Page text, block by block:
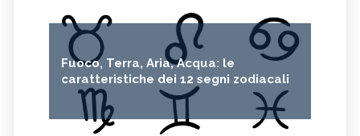
Fuoco, Terra, Aria, Acqua: le
caratteristiche dei 12 segni zodiacali